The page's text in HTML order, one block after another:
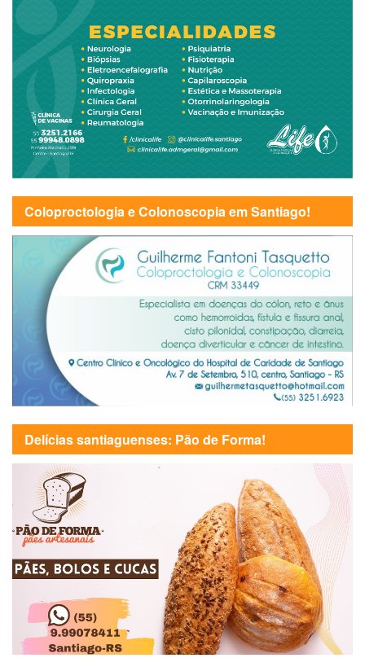
Coloproctologia e Colonoscopia em Santiago!
Delícias santiaguenses: Pão de Forma!